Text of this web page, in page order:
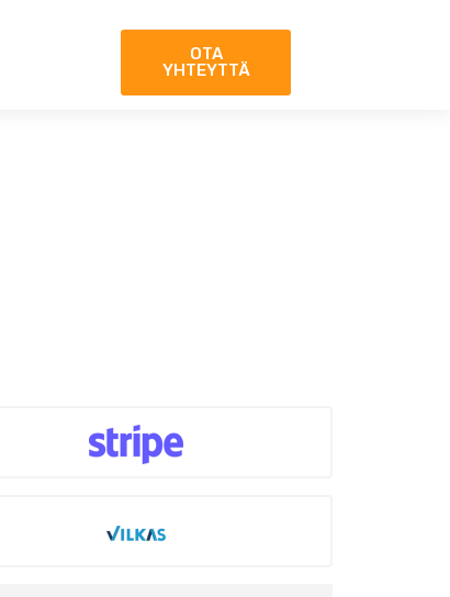
OTA
YHTEYTTÄ